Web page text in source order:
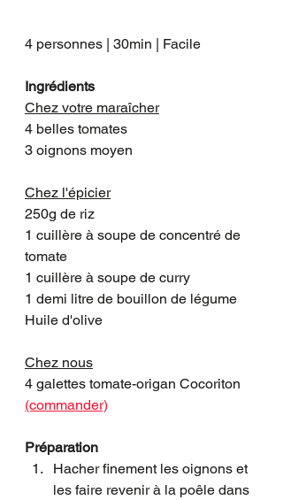
4 personnes | 30min | Facile
Ingrédients
Chez votre maraîcher
4 belles tomates
3 oignons moyen
Chez l'épicier
250g de riz
1 cuillère à soupe de concentré de
tomate
1 cuillère à soupe de curry
1 demi litre de bouillon de légume
Huile d'olive
Chez nous
4 galettes tomate-origan Cocoriton
(commander)
Préparation
Hacher finement les oignons et
les faire revenir à la poêle dans